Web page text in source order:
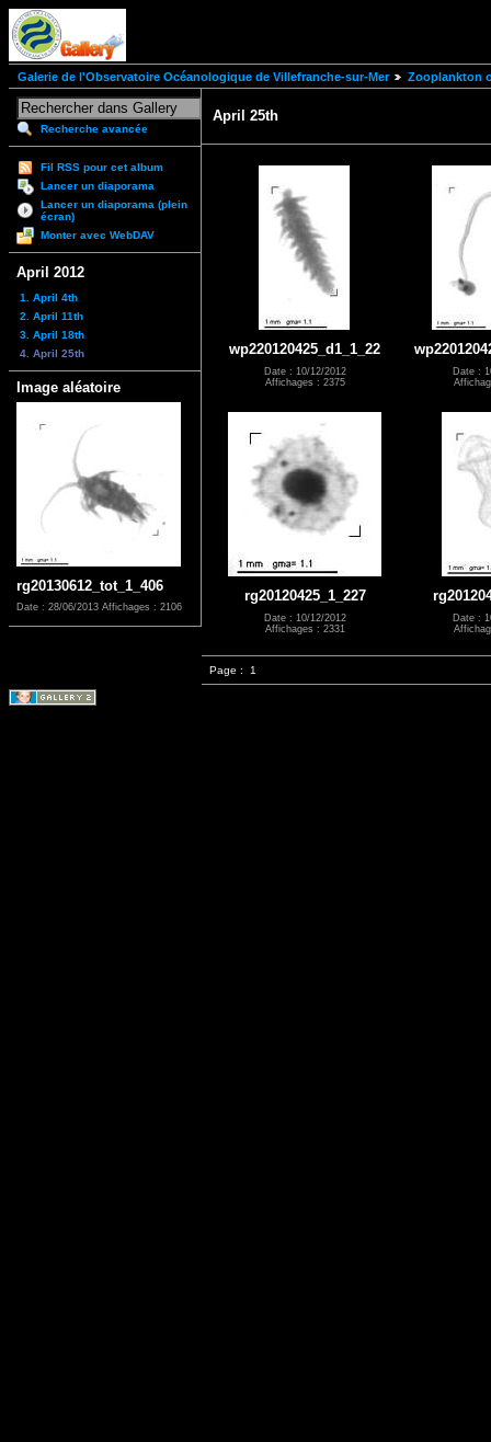
Galerie de l'Observatoire Océanologique de Villefranche-sur-Mer Zooplankton
Recherche avancée
Fil RSS pour cet album
Lancer un diaporama
Lancer un diaporama (plein
écran)
Monter avec WebDAV
April 2012
1. April 4th
2. April 11th
3. April 18th
4. April 25th
Image aléatoire
rg20130612_tot_1_406
Date : 28/06/2013 Affichages : 2106
April 25th
wp220120425_d1_1_22
Date : 10/12/2012
Affichages : 2375
Date :
rg20120425_1_227
Date : 10/12/2012
Affichages : 2331
Date :
Page : 1